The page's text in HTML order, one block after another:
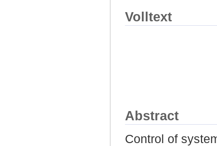
Volltext
Abstract
Control of